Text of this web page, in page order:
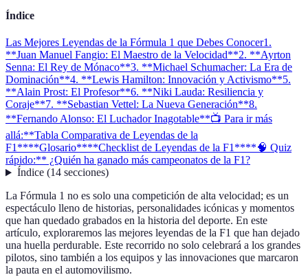
Índice
Las Mejores Leyendas de la Fórmula 1 que Debes Conocer1.
**Juan Manuel Fangio: El Maestro de la Velocidad**2. **Ayrton
Senna: El Rey de Mónaco**3. **Michael Schumacher: La Era de
Dominación**4. **Lewis Hamilton: Innovación y Activismo**5.
**Alain Prost: El Profesor**6. **Niki Lauda: Resiliencia y
Coraje**7. **Sebastian Vettel: La Nueva Generación**8.
**Fernando Alonso: El Luchador Inagotable**📺 Para ir más
allá:**Tabla Comparativa de Leyendas de la
F1****Glosario****Checklist de Leyendas de la F1****🧠 Quiz
rápido:** ¿Quién ha ganado más campeonatos de la F1?
Índice(14 secciones)
La Fórmula 1 no es solo una competición de alta velocidad; es un
espectáculo lleno de historias, personalidades icónicas y momentos
que han quedado grabados en la historia del deporte. En este
artículo, exploraremos las mejores leyendas de la F1 que han dejado
una huella perdurable. Este recorrido no solo celebrará a los grandes
pilotos, sino también a los equipos y las innovaciones que marcaron
la pauta en el automovilismo.